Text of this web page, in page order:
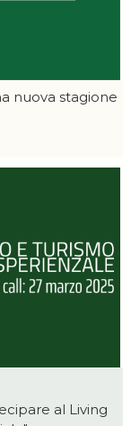
nuova stagione
al Living